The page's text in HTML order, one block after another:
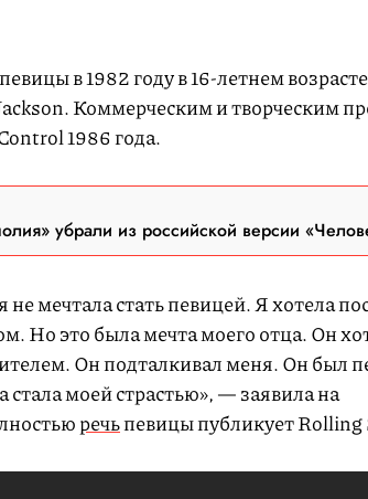
в 1982 году в 16-летнем
Коммерческим и творческим
1986 года.
убрали из российской версии
мечтала стать певицей. Я хотела
Но это была мечта моего отца. Он
Он подталкивал меня. Он был
моей страстью», — заявила на
речьпевицы публикует Rolling